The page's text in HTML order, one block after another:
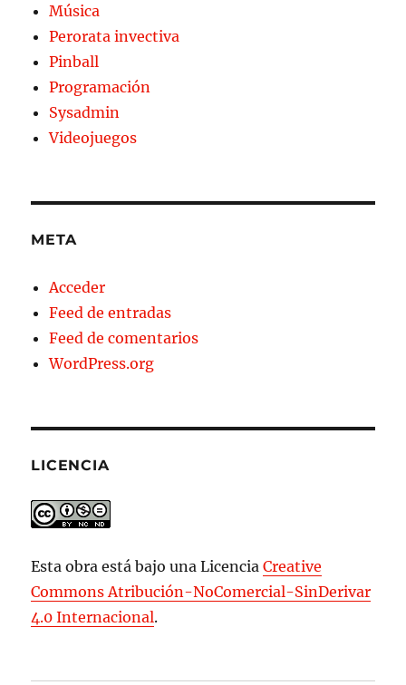
Música
Perorata invectiva
Pinball
Programación
Sysadmin
Videojuegos
META
Acceder
Feed de entradas
Feed de comentarios
WordPress.org
LICENCIA
Esta obra está bajo una LicenciaCreative
Commons Atribución-NoComercial-SinDerivar
4.0 Internacional.